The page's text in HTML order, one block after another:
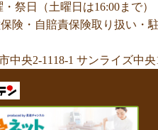
祭日（土曜日は16:00まで）
険・自賠責保険取り扱い・
中央2-1118-1 サンライズ中央